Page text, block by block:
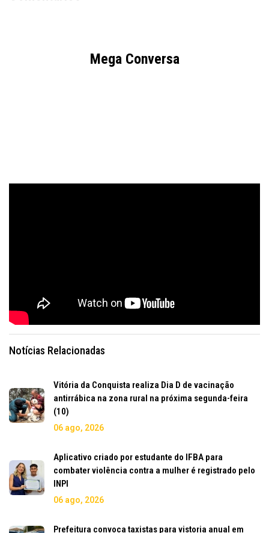
Mega Conversa
Notícias Relacionadas
Vitória da Conquista realiza Dia D de vacinação
antirrábica na zona rural na próxima segunda-feira
(10)
06 ago, 2026
Aplicativo criado por estudante do IFBA para
combater violência contra a mulher é registrado pelo
INPI
06 ago, 2026
Prefeitura convoca taxistas para vistoria anual em